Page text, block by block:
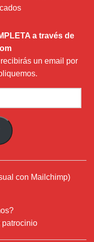
a través de
un email por
con Mailchimp)
patrocinio